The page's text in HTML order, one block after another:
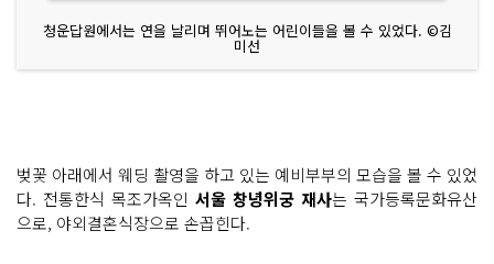
청운답원에서는 연을 날리며 뛰어노는 어린이들을 볼 수 있었다. ©김
미선
벚꽃 아래에서 웨딩 촬영을 하고 있는 예비부부의 모습을 볼 수 있었
다. 전통한식 목조가옥인 서울 창녕위궁 재사는 국가등록문화유산
으로, 야외결혼식장으로 손꼽힌다.